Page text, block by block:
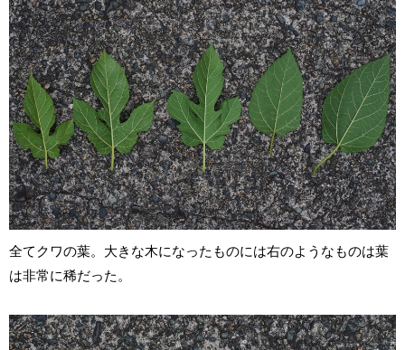
全てクワの葉。大きな木になったものには右のようなものは葉
は非常に稀だった。